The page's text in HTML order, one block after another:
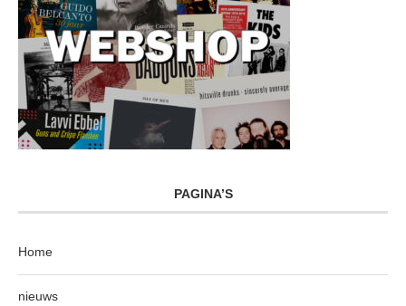
PAGINA’S
Home
nieuws